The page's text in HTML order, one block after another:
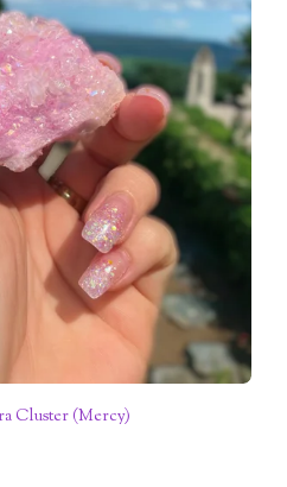
Cluster (Mercy)